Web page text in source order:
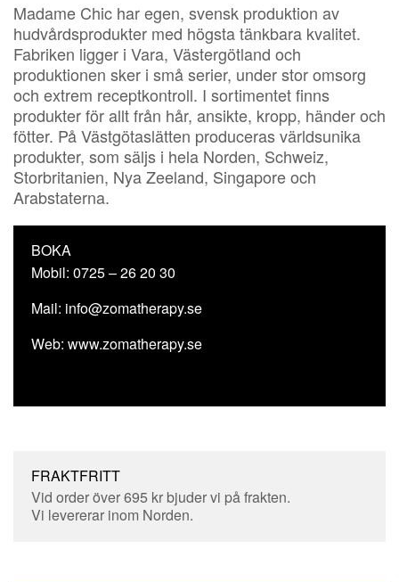
Madame Chic har egen, svensk produktion av
hudvårdsprodukter med högsta tänkbara kvalitet.
Fabriken ligger i Vara, Västergötland och
produktionen sker i små serier, under stor omsorg
och extrem receptkontroll. I sortimentet finns
produkter för allt från hår, ansikte, kropp, händer och
fötter. På Västgötaslätten produceras världsunika
produkter, som säljs i hela Norden, Schweiz,
Storbritanien, Nya Zeeland, Singapore och
Arabstaterna.
BOKA
Mobil: 0725 – 26 20 30
Mail: info@zomatherapy.se
Web: www.zomatherapy.se
FRAKTFRITT
Vid order över 695 kr bjuder vi på frakten.
Vi levererar inom Norden.